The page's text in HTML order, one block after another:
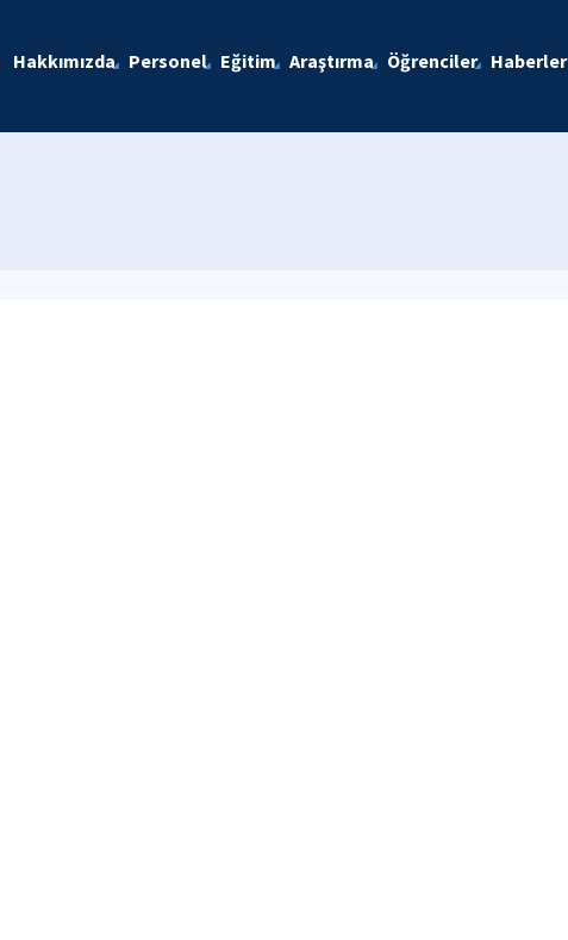
Hakkımızda Personel Eğitim Araştırma Öğrenciler Haberler